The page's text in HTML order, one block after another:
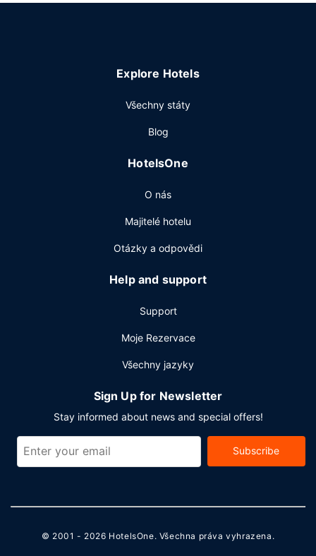
Explore Hotels
Všechny státy
Blog
HotelsOne
O nás
Majitelé hotelu
Otázky a odpovědi
Help and support
Support
Moje Rezervace
Všechny jazyky
Sign Up for Newsletter
Stay informed about news and special offers!
Subscribe
© 2001 - 2026 HotelsOne. Všechna práva vyhrazena.